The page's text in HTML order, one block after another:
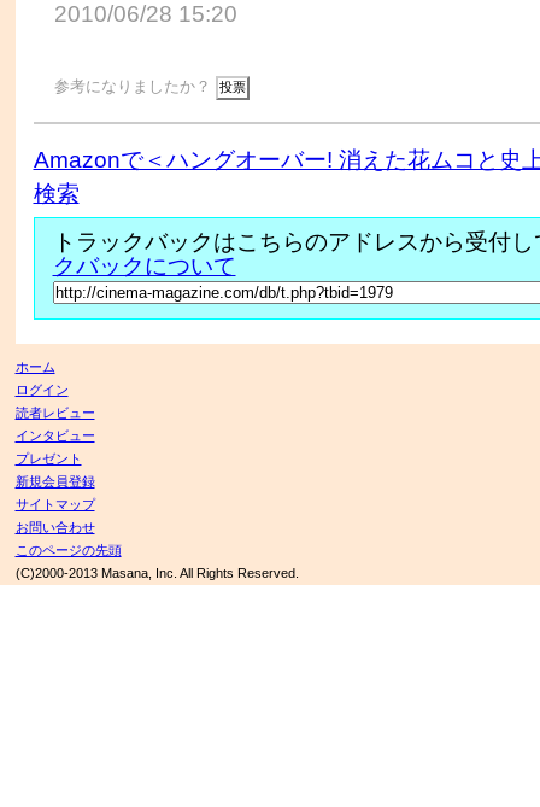
2010/06/28 15:20
参考になりましたか？
Amazonで＜ハングオーバー! 消えた花ムコと史
検索
トラックバックはこちらのアドレスから受付
クバックについて
ホーム
ログイン
読者レビュー
インタビュー
プレゼント
新規会員登録
サイトマップ
お問い合わせ
このページの先頭
(C)2000-2013 Masana, Inc. All Rights Reserved.